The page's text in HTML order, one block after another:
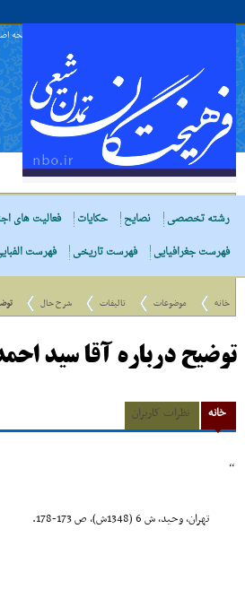
صفحه
رشته تخصصی
نصایح حکایات فعالیت های
فهرست جغرافیایی
فهرست تاریخی فهرست
خانه موضوعات تالیفات شرح حال
توضیح درباره آقا سید
خانه نظرات کاربران
,,
تهران، وحید، ش 6 (1348ش)، ص 173-178.